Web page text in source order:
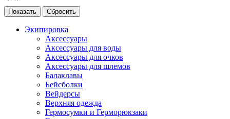
Экипировка
Аксессуары
Аксессуары для воды
Аксессуары для очков
Аксессуары для шлемов
Балаклавы
Бейсболки
Вейдерсы
Верхняя одежда
Гермосумки и Герморюкзаки